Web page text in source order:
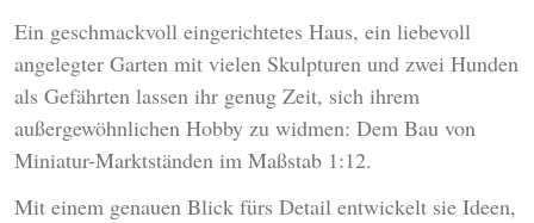
Ein geschmackvoll eingerichtetes Haus, ein liebevoll
angelegter Garten mit vielen Skulpturen und zwei Hunden
als Gefährten lassen ihr genug Zeit, sich ihrem
außergewöhnlichen Hobby zu widmen: Dem Bau von
Miniatur-Marktständen im Maßstab 1:12.
Mit einem genauen Blick fürs Detail entwickelt sie Ideen,